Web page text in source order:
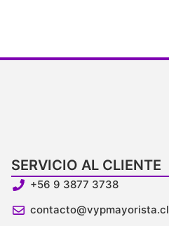
SERVICIO AL CLIENTE
+56 9 3877 3738
contacto@vypmayorista.cl